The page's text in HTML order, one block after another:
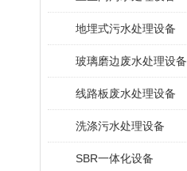
地埋式污水处理设备
玻璃磨边废水处理设备
线路板废水处理设备
洗涤污水处理设备
SBR一体化设备